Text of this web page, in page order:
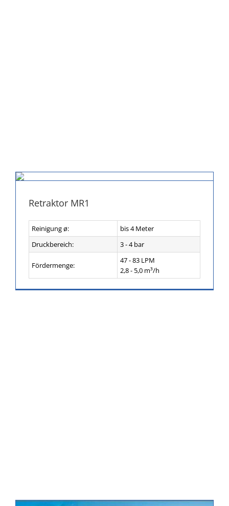
Retraktor MR1
Reinigung ø:
bis 4 Meter
Druckbereich:
3 - 4 bar
Fördermenge:
47 - 83 LPM
2,8 - 5,0 m³/h